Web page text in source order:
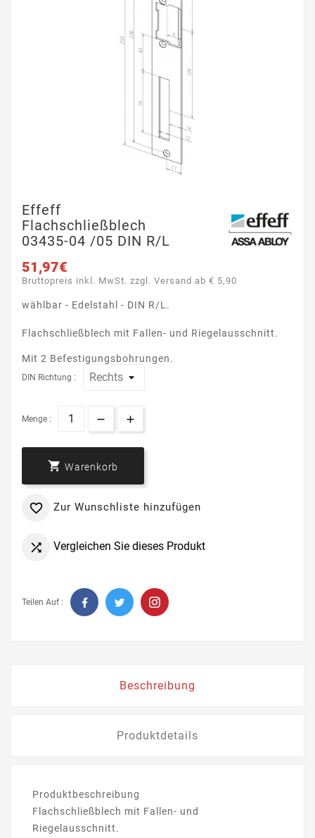
Effeff
Flachschließblech
03435-04 /05 DIN R/L
51,97€
Bruttopreis inkl. MwSt. zzgl. Versand ab € 5,90
wählbar - Edelstahl - DIN R/L.
Flachschließblech mit Fallen- und Riegelausschnitt.
Mit 2 Befestigungsbohrungen.
DIN Richtung :
Menge :
 Warenkorb
 Zur Wunschliste hinzufügen
 Vergleichen Sie dieses Produkt
Teilen Auf :
Beschreibung
Produktdetails
Produktbeschreibung
Flachschließblech mit Fallen- und
Riegelausschnitt.